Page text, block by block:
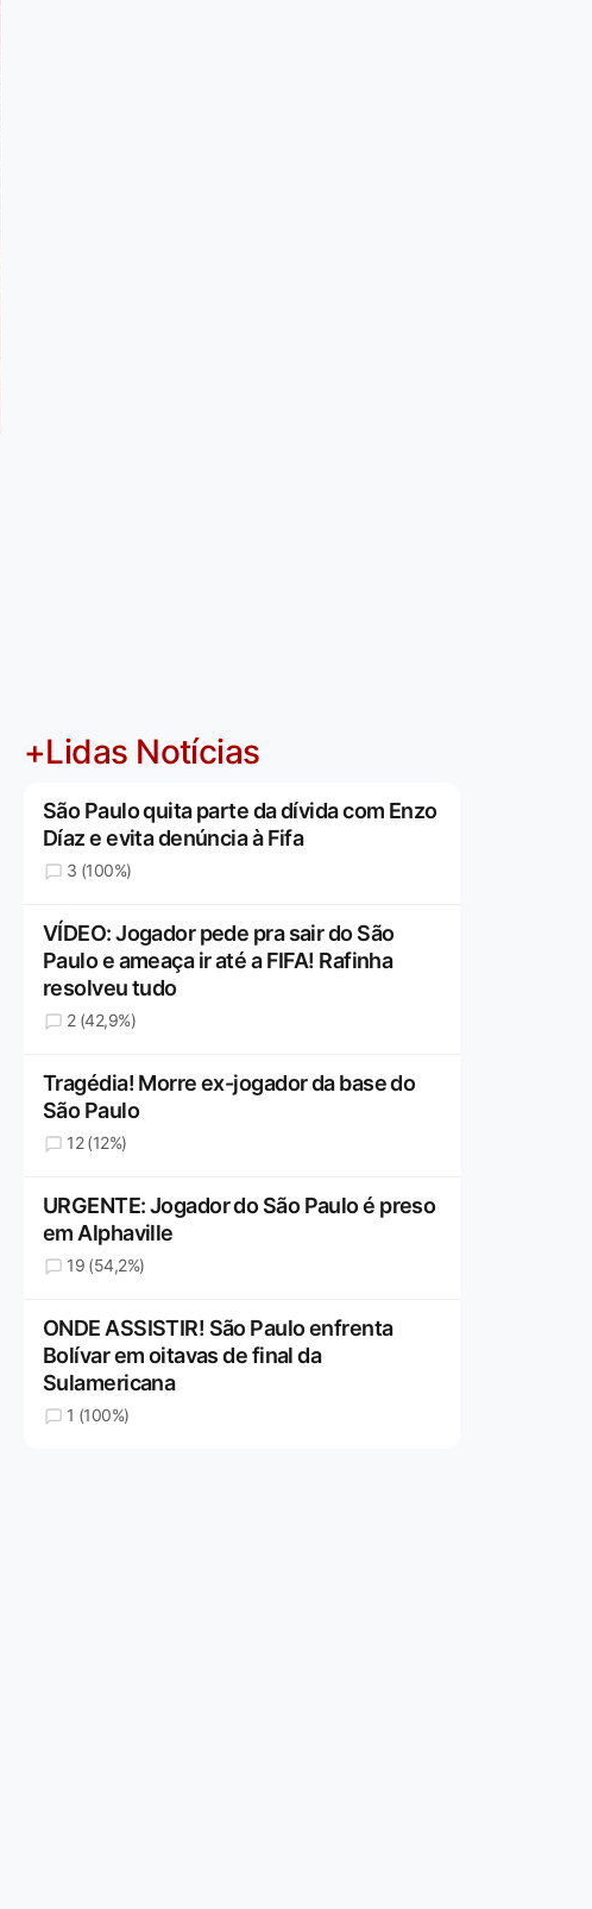
+Lidas Notícias
São Paulo quita parte da dívida com Enzo
Díaz e evita denúncia à Fifa
3 (100%)
VÍDEO: Jogador pede pra sair do São
Paulo e ameaça ir até a FIFA! Rafinha
resolveu tudo
2 (42,9%)
Tragédia! Morre ex-jogador da base do
São Paulo
12 (12%)
URGENTE: Jogador do São Paulo é preso
em Alphaville
19 (54,2%)
ONDE ASSISTIR! São Paulo enfrenta
Bolívar em oitavas de final da
Sulamericana
1 (100%)